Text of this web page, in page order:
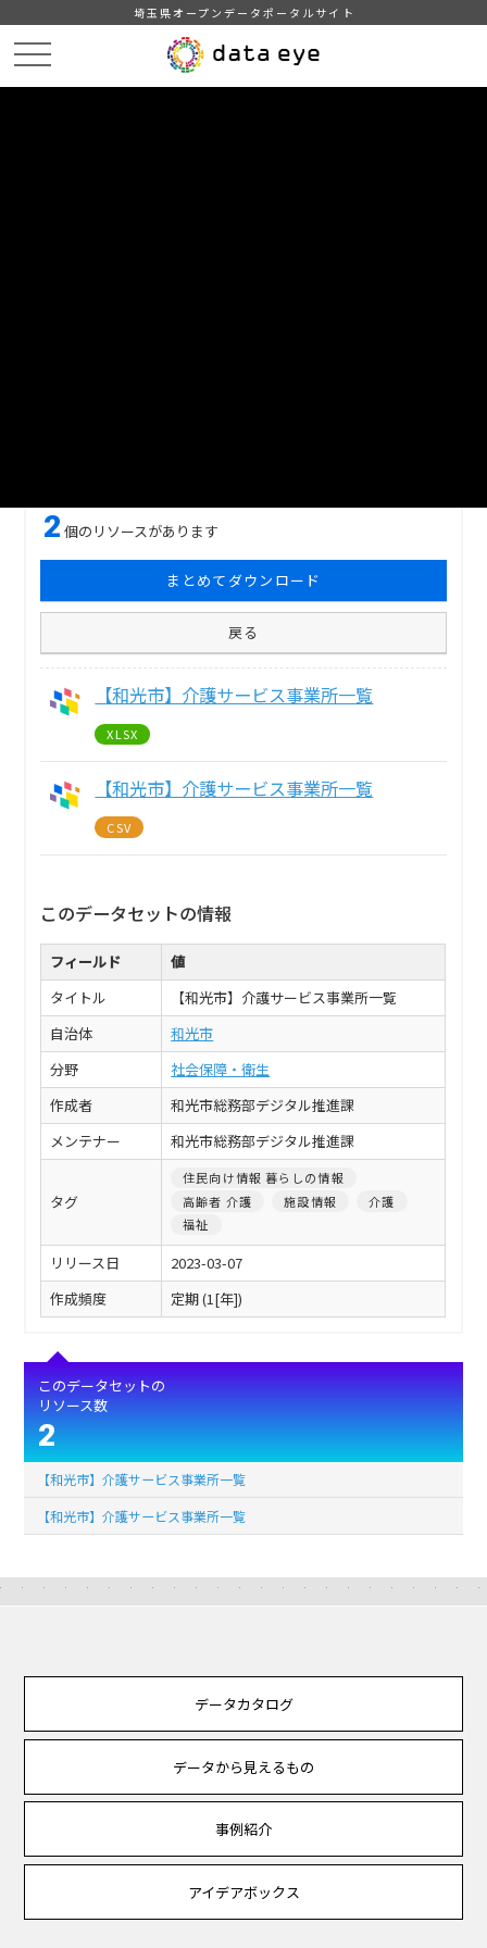
埼玉県オープンデータポータルサイト
2 個のリソースがあります
まとめてダウンロード
戻る
【和光市】介護サービス事業所一覧
XLSX
【和光市】介護サービス事業所一覧
CSV
このデータセットの情報
フィールド
値
タイトル
【和光市】介護サービス事業所一覧
自治体
和光市
分野
社会保障・衛生
作成者
和光市総務部デジタル推進課
メンテナー
和光市総務部デジタル推進課
タグ
住民向け情報 暮らしの情報
高齢者 介護
施設情報
介護
福祉
リリース日
2023-03-07
作成頻度
定期 (1[年])
このデータセットの
リソース数
2
【和光市】介護サービス事業所一覧
【和光市】介護サービス事業所一覧
データカタログ
データから見えるもの
事例紹介
アイデアボックス